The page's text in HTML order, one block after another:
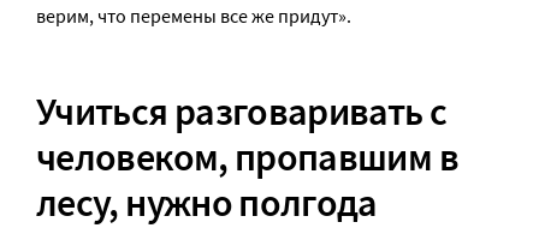
верим, что перемены все же придут».
Учиться разговаривать с
человеком, пропавшим в
лесу, нужно полгода